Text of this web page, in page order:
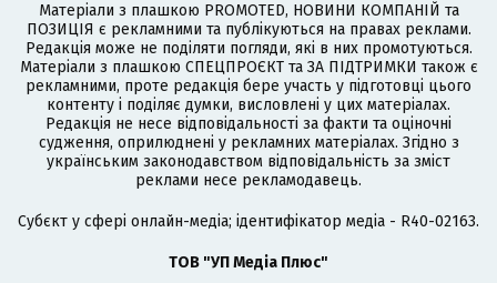
Матеріали з плашкою PROMOTED, НОВИНИ КОМПАНІЙ та
ПОЗИЦІЯ є рекламними та публікуються на правах реклами.
Редакція може не поділяти погляди, які в них промотуються.
Матеріали з плашкою СПЕЦПРОЄКТ та ЗА ПІДТРИМКИ також є
рекламними, проте редакція бере участь у підготовці цього
контенту і поділяє думки, висловлені у цих матеріалах.
Редакція не несе відповідальності за факти та оціночні
судження, оприлюднені у рекламних матеріалах. Згідно з
українським законодавством відповідальність за зміст
реклами несе рекламодавець.
Cубєкт у сфері онлайн-медіа; ідентифікатор медіа - R40-02163.
ТОВ "УП Медіа Плюс"